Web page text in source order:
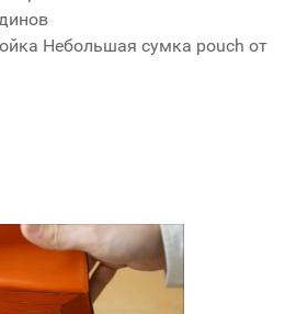
Небольшая сумка pouch от